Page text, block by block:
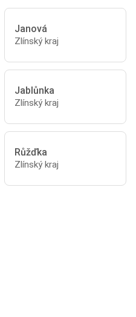
Janová
Zlínský kraj
Jablůnka
Zlínský kraj
Růžďka
Zlínský kraj